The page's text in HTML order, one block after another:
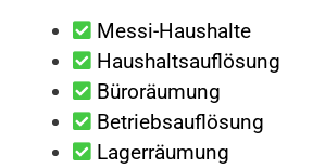
Messi-Haushalte
Haushaltsauflösung
Büroräumung
Betriebsauflösung
Lagerräumung